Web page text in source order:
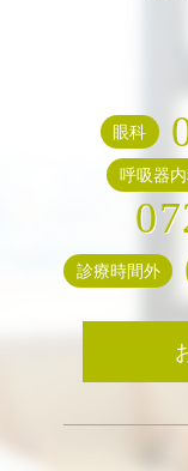
眼科
呼吸器
診療時間外